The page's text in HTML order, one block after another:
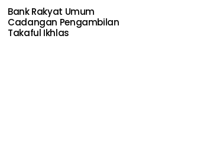
Bank Rakyat Umum
Cadangan Pengambilan
Takaful Ikhlas